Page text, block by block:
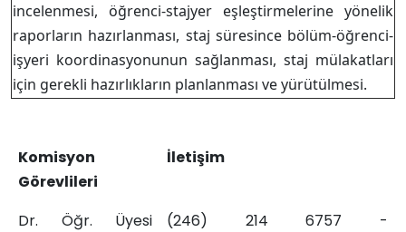
incelenmesi, öğrenci-stajyer eşleştirmelerine yönelik
raporların hazırlanması, staj süresince bölüm-öğrenci-
işyeri koordinasyonunun sağlanması, staj mülakatları
için gerekli hazırlıkların planlanması ve yürütülmesi.
Komisyon
Görevlileri
İletişim
Dr. Öğr. Üyesi
(246) 214 6757 -